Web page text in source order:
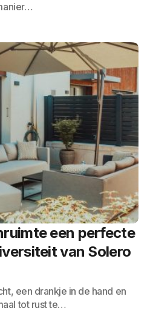
een perfecte
van Solero
een drankje in de hand en
tot rust te…